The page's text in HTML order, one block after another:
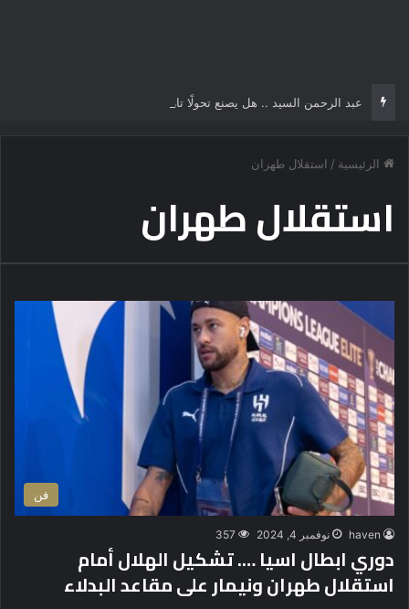
الرئيسية / استقلال طهران
استقلال طهران
فن
haven نوفمبر 4, 2024 357
دوري ابطال اسيا …. تشكيل الهلال أمام
استقلال طهران ونيمار على مقاعد البدلاء